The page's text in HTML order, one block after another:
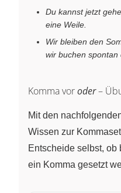
Du kannst jetzt
eine Weile.
Wir bleiben den
wir buchen spontan
Komma voroder–
Mit den
Wissen zur
Entscheide selbst, ob
ein Komma gesetzt